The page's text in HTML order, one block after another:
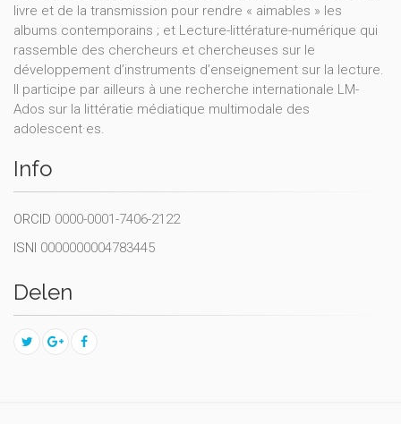
livre et de la transmission pour rendre « aimables » les
albums contemporains ; et Lecture-littérature-numérique qui
rassemble des chercheurs et chercheuses sur le
développement d’instruments d’enseignement sur la lecture.
Il participe par ailleurs à une recherche internationale LM-
Ados sur la littératie médiatique multimodale des
adolescent·es.
Info
ORCID 0000-0001-7406-2122
ISNI 0000000004783445
Delen